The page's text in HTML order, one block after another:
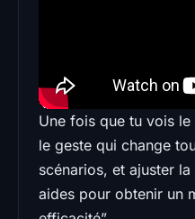
Une fois que tu vois
le geste qui change
scénarios, et ajuster
aides pour obtenir un